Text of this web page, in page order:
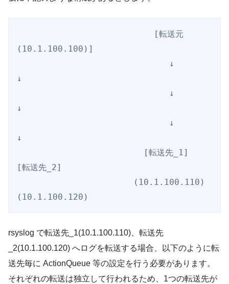
[転送元
(10.1.100.100)]
↓
↓
↓
↓
↓
↓
[転送先_1]
[転送先_2]
(10.1.100.110)
rsyslog で転送先_1(10.1.100.110)、転送先
_2(10.1.100.120) へログを転送する場合、以下のように転
送先毎に ActionQueue 等の設定を行う必要があります。
それぞれの転送は独立して行われるため、1つの転送先が